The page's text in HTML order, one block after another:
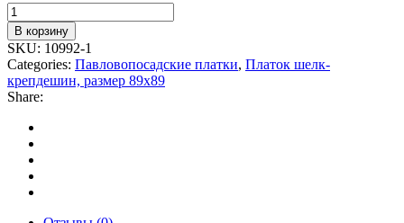
Количество
товара
10992-
1
В корзину
SKU: 10992-1
Categories: Павловопосадские платки, Платок шелк-
крепдешин, размер 89x89
Share: